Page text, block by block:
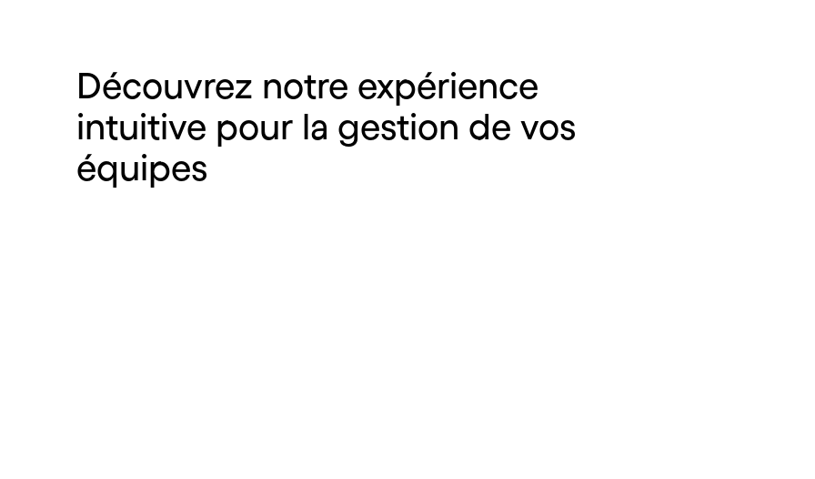
Découvrez notre expérience
intuitive pour la gestion de vos
équipes